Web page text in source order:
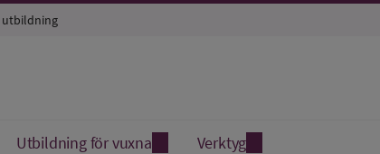
utbildning
Utbildning för vuxna Verktyg